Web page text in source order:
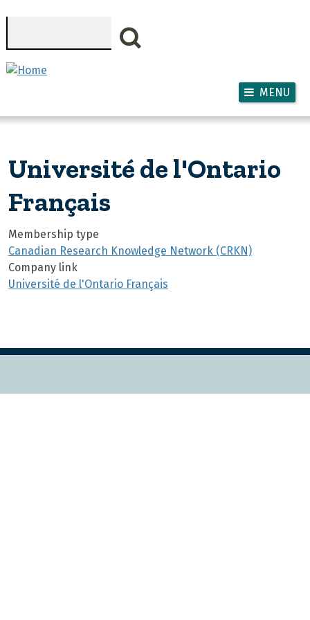
MENU
Université de l'Ontario
Français
Membership type
Canadian Research Knowledge Network (CRKN)
Company link
Université de l'Ontario Français